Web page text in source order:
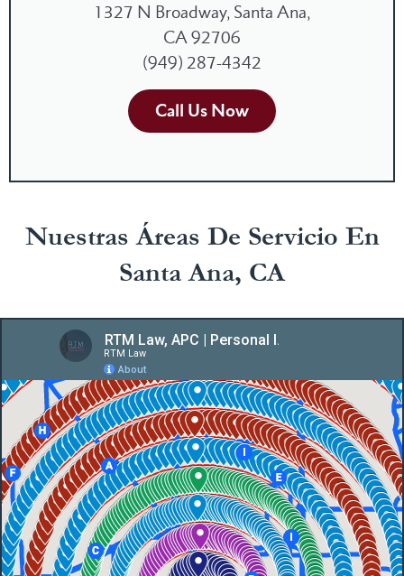
1327 N Broadway, Santa Ana,
CA 92706
(949) 287-4342
Call Us Now
Nuestras Áreas De Servicio En
Santa Ana, CA